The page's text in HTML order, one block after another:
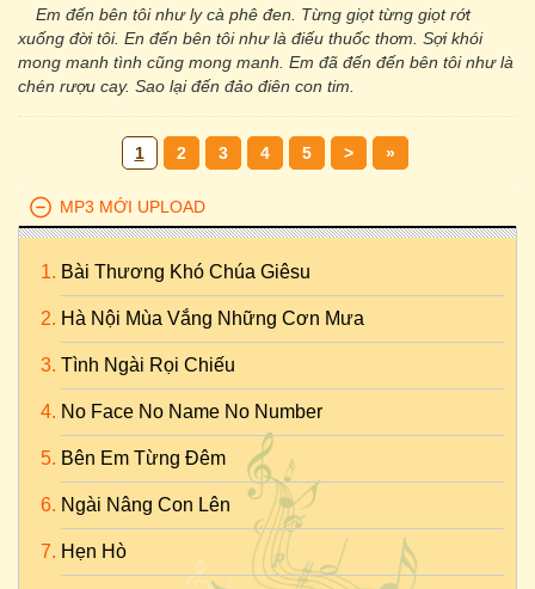
Em đến bên tôi như ly cà phê đen. Từng giọt từng giọt rớt
xuống đời tôi. En đến bên tôi như là điếu thuốc thơm. Sợi khói
mong manh tình cũng mong manh. Em đã đến đến bên tôi như là
chén rượu cay. Sao lại đến đảo điên con tim.
1 2 3 4 5 > »
MP3 MỚI UPLOAD
Bài Thương Khó Chúa Giêsu
Hà Nội Mùa Vắng Những Cơn Mưa
Tình Ngài Rọi Chiếu
No Face No Name No Number
Bên Em Từng Đêm
Ngài Nâng Con Lên
Hẹn Hò